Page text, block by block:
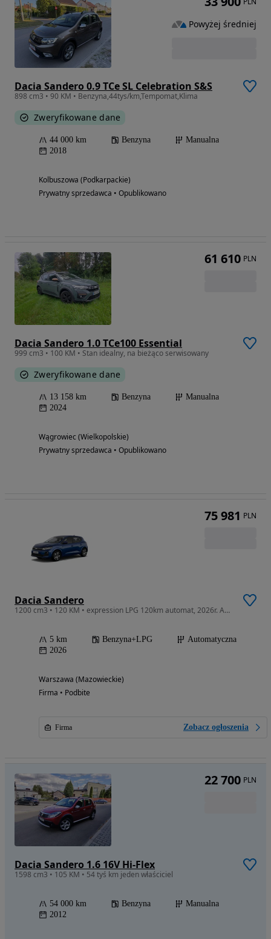
Dacia Sandero 0.9 TCe SL Celebration S&S
898 cm3 • 90 KM • Benzyna,44tys/km,Tempomat,Klima
Zweryfikowane dane
44 000 km Benzyna
Manualna
2018
Kolbuszowa (Podkarpackie)
Prywatny sprzedawca • Opublikowano
Powyżej średniej
Dacia Sandero 1.0 TCe100 Essential
999 cm3 • 100 KM • Stan idealny, na bieżąco serwisowany
Zweryfikowane dane
13 158 km Benzyna
Manualna
2024
Wągrowiec (Wielkopolskie)
Prywatny sprzedawca • Opublikowano
61 610 PLN
Dacia Sandero
1200 cm3 • 120 KM • expression LPG 120km automat, 2026r. Auto nowe gwarancja fabryczna
5 km Benzyna+LPG
Automatyczna
2026
Warszawa (Mazowieckie)
Firma • Podbite
Firma Zobacz ogłoszenia
75 981 PLN
Dacia Sandero 1.6 16V Hi-Flex
1598 cm3 • 105 KM • 54 tyś km jeden właściciel
54 000 km Benzyna
Manualna
2012
22 700 PLN